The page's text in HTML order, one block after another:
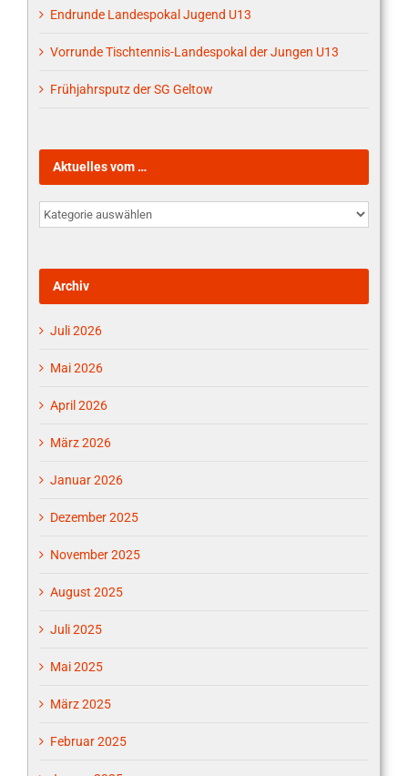
Endrunde Landespokal Jugend U13
Vorrunde Tischtennis-Landespokal der Jungen U13
Frühjahrsputz der SG Geltow
Aktuelles vom …
Aktuelles
vom
Archiv
Juli 2026
Mai 2026
April 2026
März 2026
Januar 2026
Dezember 2025
November 2025
August 2025
Juli 2025
Mai 2025
März 2025
Februar 2025